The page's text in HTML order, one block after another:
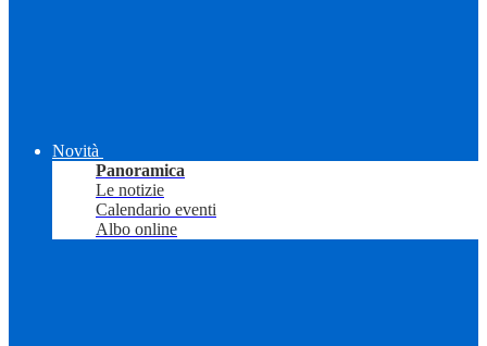
Novità
Panoramica
Le notizie
Calendario eventi
Albo online